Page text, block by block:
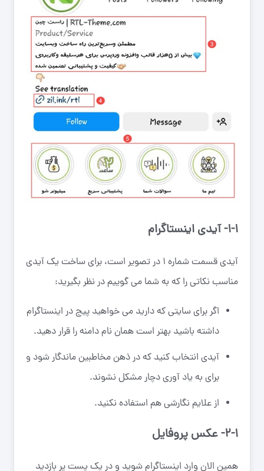
۱-۱- آیدی اینستاگرام
آیدی قسمت شماره ۱ در تصویر است، برای ساخت یک آیدی
مناسب نکاتی را که به شما می گوییم در نظر بگیرید:
اگر برای سایتی که دارید می خواهید پیج در اینستاگرام
داشته باشید بهتر است همان نام دامنه را قرار دهید.
آیدی انتخاب کنید که در ذهن مخاطبین ماندگار شود و
برای به یاد آوری دچار مشکل نشوند.
از علایم نگارشی هم استفاده نکنید.
۲-۱- عکس پروفایل
همین الان وارد اینستاگرام شوید و در یک پست پر بازدید